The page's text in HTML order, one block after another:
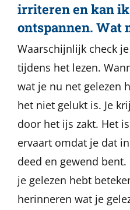
irriteren en kan
ontspannen. Wat
Waarschijnlijk check
tijdens het lezen.
wat je nu net gelezen
het niet gelukt is. Je
door het ijs zakt. Het
ervaart omdat je dat
deed en gewend
je gelezen hebt
herinneren wat je